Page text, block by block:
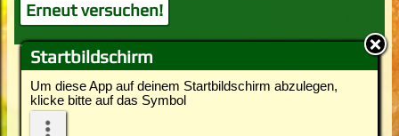
Startbildschirm
Um diese App auf deinem Startbildschirm abzulegen,
klicke bitte auf das Symbol
Erneut versuchen!